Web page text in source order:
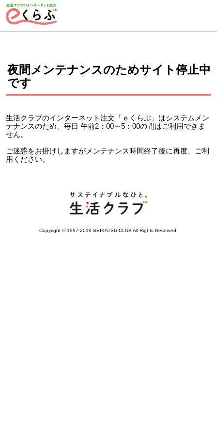
ページの先頭です。
夜間メンテナンスのためサイト停止中
です
生活クラブのインターネット注文「ｅくらぶ」はシステムメン
テナンスのため、毎日 午前2：00～5：00の間はご利用できま
せん。
ご迷惑をお掛けしますがメンテナンス時間終了後に再度、ご利
用ください。
Copyright © 1997-2019 SEIKATSU-CLUB All Rights Reserved.